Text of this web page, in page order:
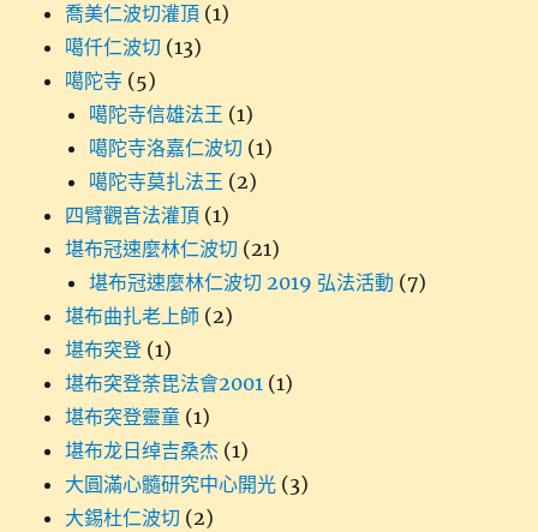
喬美仁波切灌頂 (1)
噶仟仁波切 (13)
噶陀寺 (5)
噶陀寺信雄法王 (1)
噶陀寺洛嘉仁波切 (1)
噶陀寺莫扎法王 (2)
四臂觀音法灌頂 (1)
堪布冠速麼林仁波切 (21)
堪布冠速麼林仁波切 2019 弘法活動 (7)
堪布曲扎老上師 (2)
堪布突登 (1)
堪布突登荼毘法會2001 (1)
堪布突登靈童 (1)
堪布龙日绰吉桑杰 (1)
大圓滿心髓研究中心開光 (3)
大錫杜仁波切 (2)